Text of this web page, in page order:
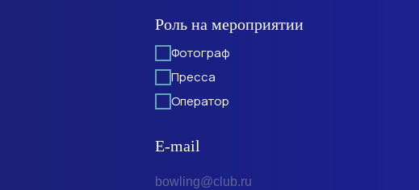
Роль на мероприятии
Фотограф
Пресса
Оператор
E-mail